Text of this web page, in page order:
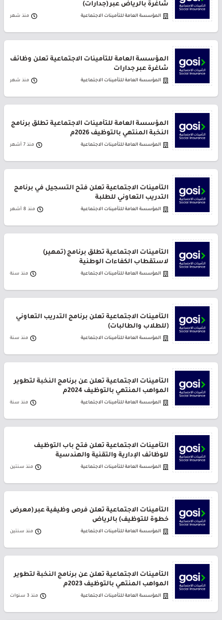
شاغرة بالرياض عبر (جدارات)
المؤسسة العامة للتأمينات الاجتماعية منذ شهر
المؤسسة العامة للتأمينات الاجتماعية تعلن وظائف
شاغرة عبر جدارات
المؤسسة العامة للتأمينات الاجتماعية منذ شهر
المؤسسة العامة للتأمينات الاجتماعية تطلق برنامج
النخبة المنتهي بالتوظيف 2026م
المؤسسة العامة للتأمينات الاجتماعية منذ 7 أشهر
التأمينات الاجتماعية تعلن فتح التسجيل في برنامج
التدريب التعاوني للطلبة
المؤسسة العامة للتأمينات الاجتماعية منذ 8 أشهر
التأمينات الاجتماعية تطلق برنامج (تمهير)
لاستقطاب الكفاءات الوطنية
المؤسسة العامة للتأمينات الاجتماعية منذ سنة
التأمينات الاجتماعية تعلن برنامج التدريب التعاوني
(للطلاب والطالبات)
المؤسسة العامة للتأمينات الاجتماعية منذ سنة
التأمينات الاجتماعية تعلن عن برنامج النخبة لتطوير
المواهب المنتهي بالتوظيف 2024م
المؤسسة العامة للتأمينات الاجتماعية منذ سنة
التأمينات الاجتماعية تعلن فتح باب التوظيف
للوظائف الإدارية والتقنية والهندسية
المؤسسة العامة للتأمينات الاجتماعية منذ سنتين
التأمينات الاجتماعية تعلن فرص وظيفية عبر (معرض
خطوة للتوظيف) بالرياض
المؤسسة العامة للتأمينات الاجتماعية منذ سنتين
التأمينات الاجتماعية تعلن عن برنامج النخبة لتطوير
المواهب المنتهي بالتوظيف 2023م
المؤسسة العامة للتأمينات الاجتماعية منذ 3 سنوات